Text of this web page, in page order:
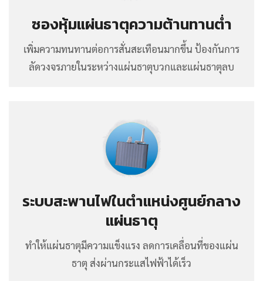
ซองหุ้มแผ่นธาตุความต้านทานต่ำ
เพิ่มความทนทานต่อการสั่นสะเทือนมากขึ้น ป้องกันการ
ลัดวงจรภายในระหว่างแผ่นธาตุบวกและแผ่นธาตุลบ
ระบบสะพานไฟในตำแหน่งศูนย์กลาง
แผ่นธาตุ
ทำให้แผ่นธาตุมีความแข็งแรง ลดการเคลื่อนที่ของแผ่น
ธาตุ ส่งผ่านกระแสไฟฟ้าได้เร็ว